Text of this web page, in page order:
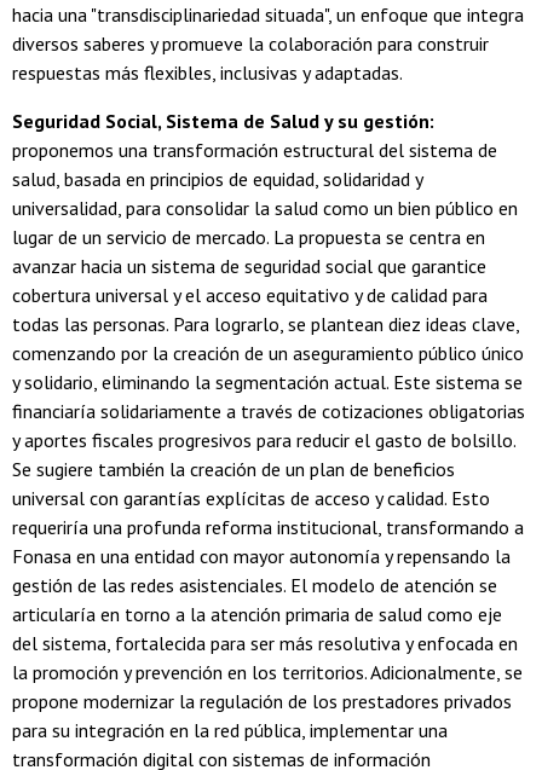
hacia una "transdisciplinariedad situada", un enfoque que integra
diversos saberes y promueve la colaboración para construir
respuestas más flexibles, inclusivas y adaptadas.
Seguridad Social, Sistema de Salud y su gestión:
proponemos una transformación estructural del sistema de
salud, basada en principios de equidad, solidaridad y
universalidad, para consolidar la salud como un bien público en
lugar de un servicio de mercado. La propuesta se centra en
avanzar hacia un sistema de seguridad social que garantice
cobertura universal y el acceso equitativo y de calidad para
todas las personas. Para lograrlo, se plantean diez ideas clave,
comenzando por la creación de un aseguramiento público único
y solidario, eliminando la segmentación actual. Este sistema se
financiaría solidariamente a través de cotizaciones obligatorias
y aportes fiscales progresivos para reducir el gasto de bolsillo.
Se sugiere también la creación de un plan de beneficios
universal con garantías explícitas de acceso y calidad. Esto
requeriría una profunda reforma institucional, transformando a
Fonasa en una entidad con mayor autonomía y repensando la
gestión de las redes asistenciales. El modelo de atención se
articularía en torno a la atención primaria de salud como eje
del sistema, fortalecida para ser más resolutiva y enfocada en
la promoción y prevención en los territorios. Adicionalmente, se
propone modernizar la regulación de los prestadores privados
para su integración en la red pública, implementar una
transformación digital con sistemas de información